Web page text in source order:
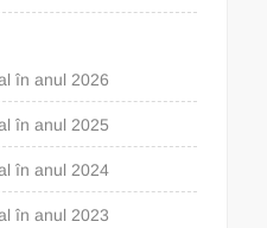
în anul 2026
în anul 2025
în anul 2024
în anul 2023